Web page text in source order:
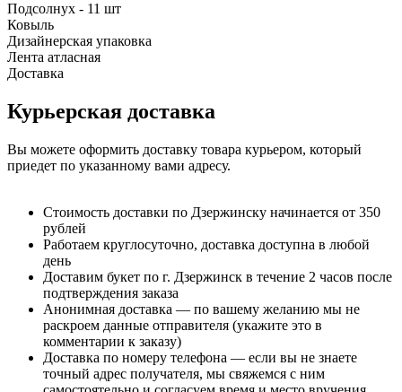
Подсолнух - 11 шт
Ковыль
Дизайнерская упаковка
Лента атласная
Доставка
Курьерская доставка
Вы можете оформить доставку товара курьером, который
приедет по указанному вами адресу.
Стоимость доставки по Дзержинску начинается от 350
рублей
Работаем круглосуточно, доставка доступна в любой
день
Доставим букет по г. Дзержинск в течение 2 часов после
подтверждения заказа
Анонимная доставка — по вашему желанию мы не
раскроем данные отправителя (укажите это в
комментарии к заказу)
Доставка по номеру телефона — если вы не знаете
точный адрес получателя, мы свяжемся с ним